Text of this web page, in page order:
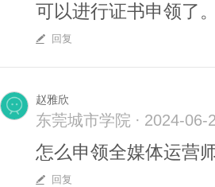
可以进行证书申领了。
回复
赵雅欣
东莞城市学院 · 2024-06-
怎么申领全媒体运营
回复